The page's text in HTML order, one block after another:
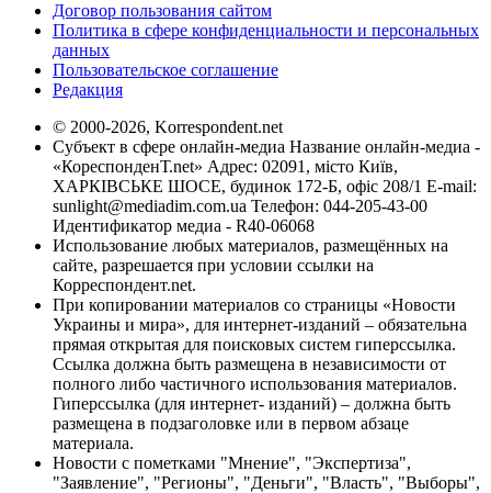
Договор пользования сайтом
Политика в сфере конфиденциальности и персональных
данных
Пользовательское соглашение
Редакция
© 2000-2026, Korrespondent.net
Субъект в сфере онлайн-медиа Название онлайн-медиа -
«КореспонденТ.net» Адрес: 02091, місто Київ,
ХАРКІВСЬКЕ ШОСЕ, будинок 172-Б, офіс 208/1 E-mail:
sunlight@mediadim.com.ua Телефон: 044-205-43-00
Идентификатор медиа - R40-06068
Использование любых материалов, размещённых на
сайте, разрешается при условии ссылки на
Корреспондент.net.
При копировании материалов со страницы «Новости
Украины и мира», для интернет-изданий – обязательна
прямая открытая для поисковых систем гиперссылка.
Ссылка должна быть размещена в независимости от
полного либо частичного использования материалов.
Гиперссылка (для интернет- изданий) – должна быть
размещена в подзаголовке или в первом абзаце
материала.
Новости с пометками "Мнение", "Экспертиза",
"Заявление", "Регионы", "Деньги", "Власть", "Выборы",